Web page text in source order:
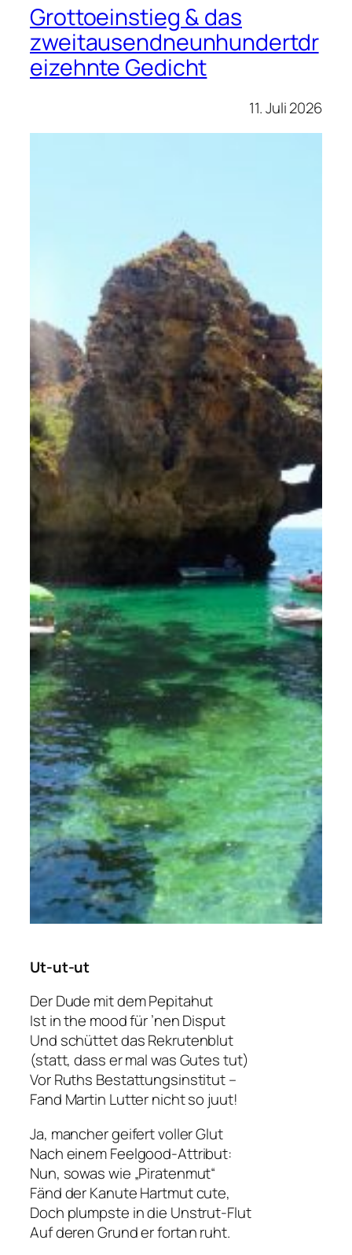
Grottoeinstieg & das
zweitausendneunhundertdr
eizehnte Gedicht
11. Juli 2026
Ut-ut-ut
Der Dude mit dem Pepitahut
Ist in the mood für ’nen Disput
Und schüttet das Rekrutenblut
(statt, dass er mal was Gutes tut)
Vor Ruths Bestattungsinstitut –
Fand Martin Lutter nicht so juut!
Ja, mancher geifert voller Glut
Nach einem Feelgood-Attribut:
Nun, sowas wie „Piratenmut“
Fänd der Kanute Hartmut cute,
Doch plumpste in die Unstrut-Flut
Auf deren Grund er fortan ruht.